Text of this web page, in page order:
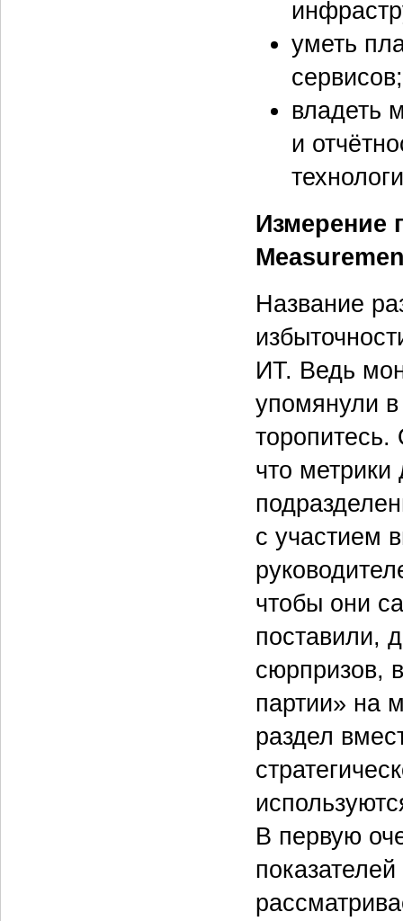
уметь
сервисов;
владеть
и
Измерение
Название
ИТ. Ведь
упомянули
что метрики
с участием
чтобы они
поставили,
сюрпризов,
партии» на
раздел
В первую